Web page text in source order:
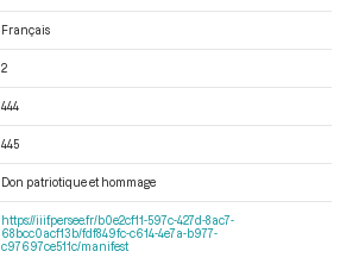
Français
2
444
445
Don patriotique et hommage
https://iiif.persee.fr/b0e2cf11-597c-427d-8ac7-
68bcc0acf13b/fdf849fc-c614-4e7a-b977-
c97697ce511c/manifest